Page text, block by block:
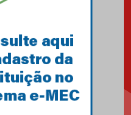
Primeiro culto do ano ressalta o
27.02.2026